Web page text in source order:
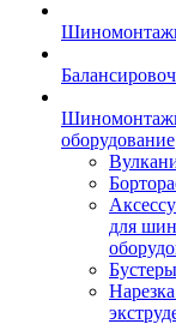
оборудование
для
Бустеры